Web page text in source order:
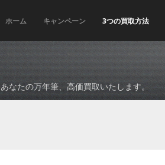
あなたの万年筆、高価買取いたします。
ホーム キャンペーン 3つの買取方法